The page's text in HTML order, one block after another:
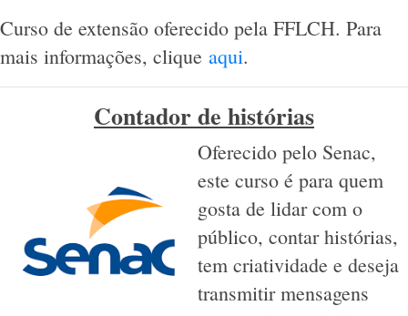
Curso de extensão oferecido pela FFLCH. Para
mais informações, clique aqui.
Contador de histórias
Oferecido pelo Senac,
este curso é para quem
gosta de lidar com o
público, contar histórias,
tem criatividade e deseja
transmitir mensagens